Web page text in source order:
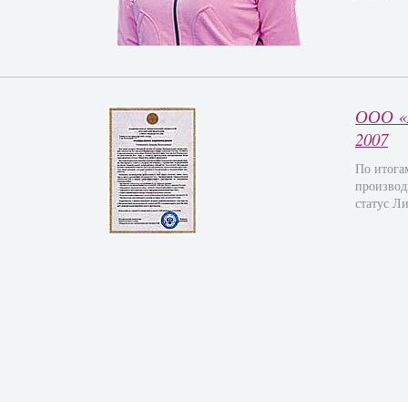
ООО
2007
По
статус